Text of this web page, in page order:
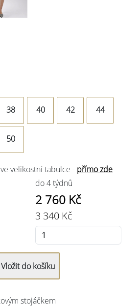
38 40 42 44
50
velikostní tabulce - přímo zde
do 4 týdnů
2 760 Kč
3 340 Kč
stojáčkem